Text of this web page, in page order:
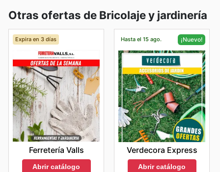
Otras ofertas de Bricolaje y jardinería
Expira en 3 días
Ferretería Valls
Abrir catálogo
Hasta el 15 ago. ¡Nuevo!
Verdecora Express
Abrir catálogo